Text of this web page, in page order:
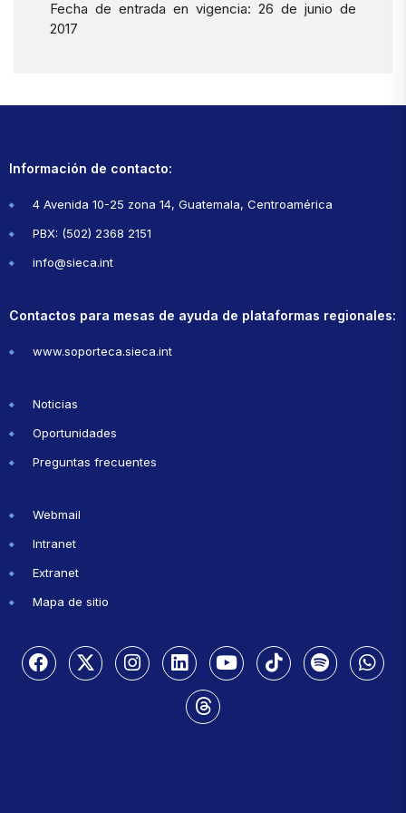
Fecha de entrada en vigencia: 26 de junio de
2017
Información de contacto:
4 Avenida 10-25 zona 14, Guatemala, Centroamérica
PBX: (502) 2368 2151
info@sieca.int
Contactos para mesas de ayuda de plataformas regionales:
www.soporteca.sieca.int
Noticias
Oportunidades
Preguntas frecuentes
Webmail
Intranet
Extranet
Mapa de sitio